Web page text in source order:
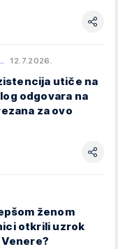
12.7.2026.
utiče na
odgovara na
za ovo
ženom
otkrili uzrok